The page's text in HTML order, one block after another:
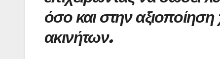
o
o
k
p
p
n
g
m
όσο και στην
ακινήτων.